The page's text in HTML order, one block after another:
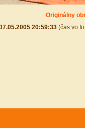
Originálny
20:59:33(čas vo